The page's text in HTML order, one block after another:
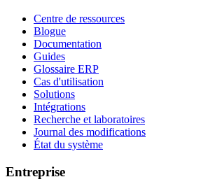
Centre de ressources
Blogue
Documentation
Guides
Glossaire ERP
Cas d'utilisation
Solutions
Intégrations
Recherche et laboratoires
Journal des modifications
État du système
Entreprise